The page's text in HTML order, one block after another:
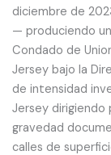
diciembre de
— produciendo
Condado de
Jersey bajo la
de intensidad
Jersey
gravedad
calles de